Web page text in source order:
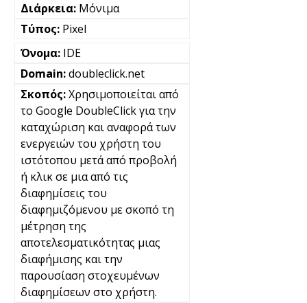
Μόνιμα
Pixel
IDE
doubleclick.net
Χρησιμοποιείται από
το Google DoubleClick για την
καταχώριση και αναφορά των
ενεργειών του χρήστη του
ιστότοπου μετά από προβολή
ή κλικ σε μια από τις
διαφημίσεις του
διαφημιζόμενου με σκοπό τη
μέτρηση της
αποτελεσματικότητας μιας
διαφήμισης και την
παρουσίαση στοχευμένων
διαφημίσεων στο χρήστη.